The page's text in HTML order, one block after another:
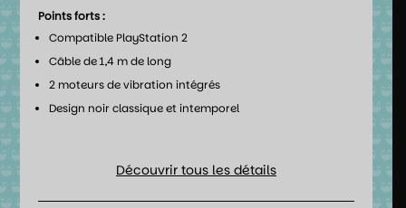
Points forts :
Compatible PlayStation 2
Câble de 1,4 m de long
2 moteurs de vibration intégrés
Design noir classique et intemporel
Découvrir tous les détails